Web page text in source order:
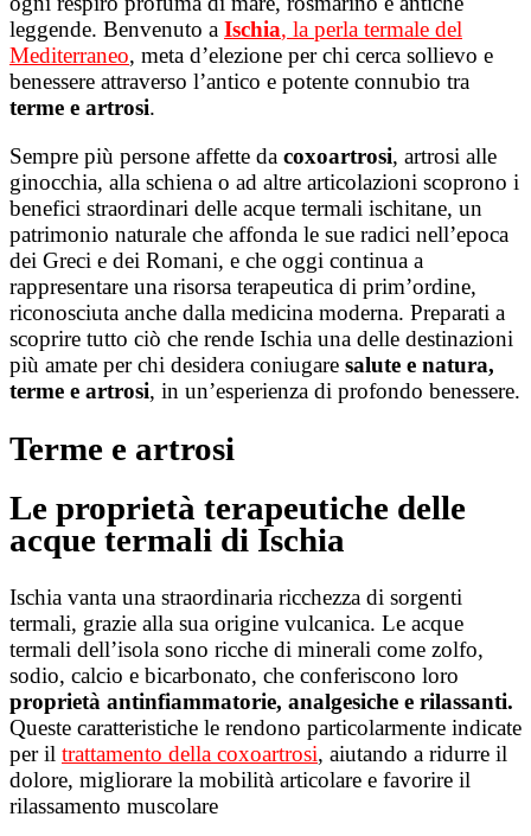
leggende. Benvenuto a Ischia, la perla termale del
Mediterraneo, meta d’elezione per chi cerca sollievo e
benessere attraverso l’antico e potente connubio tra
terme e artrosi.
Sempre più persone affette da coxoartrosi, artrosi alle
ginocchia, alla schiena o ad altre articolazioni scoprono i
benefici straordinari delle acque termali ischitane, un
patrimonio naturale che affonda le sue radici nell’epoca
dei Greci e dei Romani, e che oggi continua a
rappresentare una risorsa terapeutica di prim’ordine,
riconosciuta anche dalla medicina moderna. Preparati a
scoprire tutto ciò che rende Ischia una delle destinazioni
più amate per chi desidera coniugare salute e natura,
terme e artrosi, in un’esperienza di profondo benessere.
Terme e artrosi
Le proprietà terapeutiche delle
acque termali di Ischia
Ischia vanta una straordinaria ricchezza di sorgenti
termali, grazie alla sua origine vulcanica. Le acque
termali dell’isola sono ricche di minerali come zolfo,
sodio, calcio e bicarbonato, che conferiscono loro
proprietà antinfiammatorie, analgesiche e rilassanti.
Queste caratteristiche le rendono particolarmente indicate
per il trattamento della coxoartrosi, aiutando a ridurre il
dolore, migliorare la mobilità articolare e favorire il
rilassamento muscolare